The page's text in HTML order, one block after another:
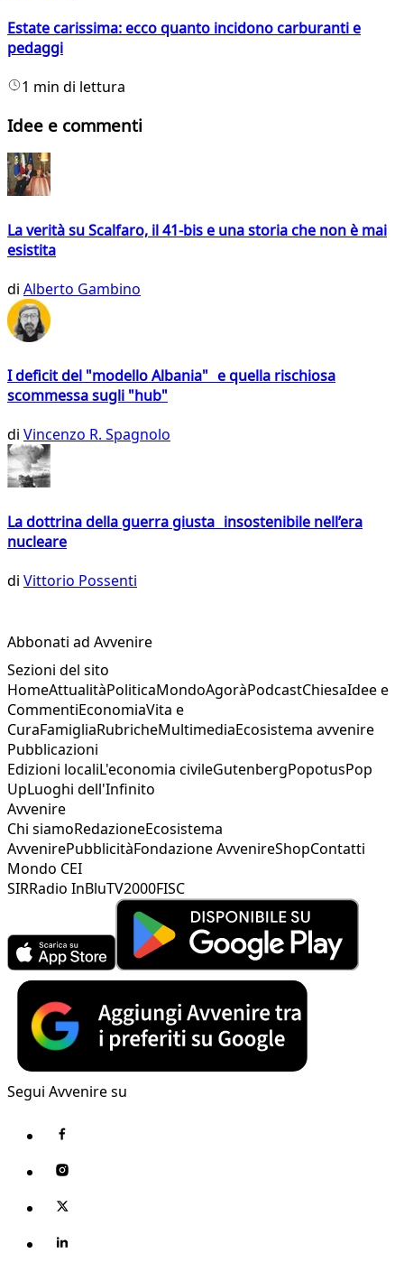
Estate carissima: ecco quanto incidono carburanti e
pedaggi
1 min di lettura
Idee e commenti
La verità su Scalfaro, il 41-bis e una storia che non è mai
esistita
di Alberto Gambino
I deficit del "modello Albania" e quella rischiosa
scommessa sugli "hub"
di Vincenzo R. Spagnolo
La dottrina della guerra giusta insostenibile nell’era
nucleare
di Vittorio Possenti
Abbonati ad Avvenire
Sezioni del sito
HomeAttualitàPoliticaMondoAgoràPodcastChiesaIdee e
CommentiEconomiaVita e
CuraFamigliaRubricheMultimediaEcosistema avvenire
Pubblicazioni
Edizioni localiL'economia civileGutenbergPopotusPop
UpLuoghi dell'Infinito
Avvenire
Chi siamoRedazioneEcosistema
AvvenirePubblicitàFondazione AvvenireShopContatti
Mondo CEI
SIRRadio InBluTV2000FISC
Segui Avvenire su